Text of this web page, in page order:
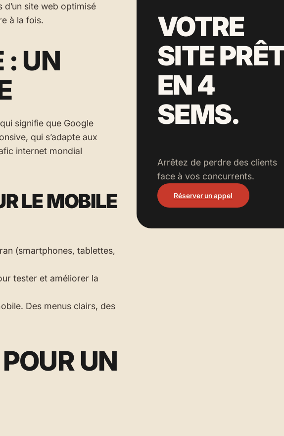
site web optimisé
à la fois.
: UN
signifie que Google
qui s’adapte aux
internet mondial
LE MOBILE
(smartphones, tablettes,
tester et améliorer la
Des menus clairs, des
UN
VOTRE
SITE
EN 4
SEMS.
Arrêtez de perdre des clients
face à vos concurrents.
Réserver un appel